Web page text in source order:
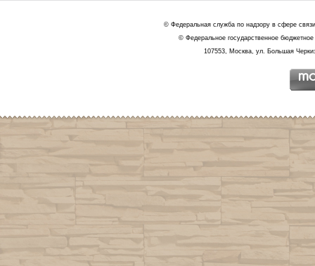
© Федеральная служба по надзору в сфере
© Федеральное государственное
107553, Москва, ул. Большая